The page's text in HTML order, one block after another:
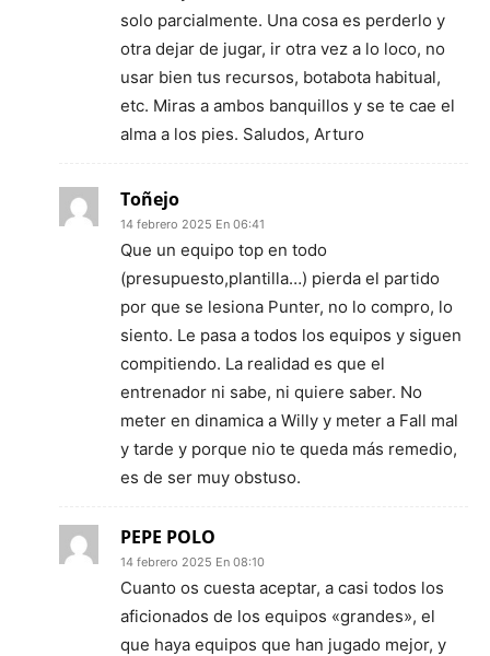
solo parcialmente. Una cosa es perderlo y
otra dejar de jugar, ir otra vez a lo loco, no
usar bien tus recursos, botabota habitual,
etc. Miras a ambos banquillos y se te cae el
alma a los pies. Saludos, Arturo
Toñejo
14 febrero 2025 En 06:41
Que un equipo top en todo
(presupuesto,plantilla…) pierda el partido
por que se lesiona Punter, no lo compro, lo
siento. Le pasa a todos los equipos y siguen
compitiendo. La realidad es que el
entrenador ni sabe, ni quiere saber. No
meter en dinamica a Willy y meter a Fall mal
y tarde y porque nio te queda más remedio,
es de ser muy obstuso.
PEPE POLO
14 febrero 2025 En 08:10
Cuanto os cuesta aceptar, a casi todos los
aficionados de los equipos «grandes», el
que haya equipos que han jugado mejor, y